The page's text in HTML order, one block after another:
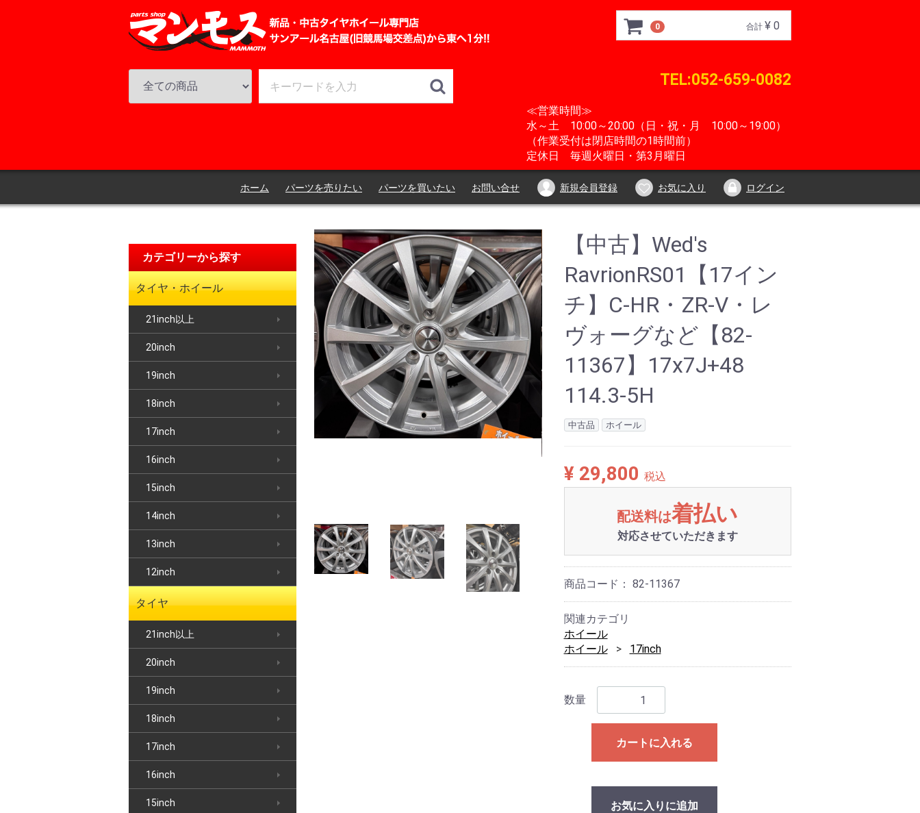
0 合計 ¥ 0
TEL:052-659-0082
≪営業時間≫
水～土 10:00～20:00（日・祝・月 10:00～19:00）
（作業受付は閉店時間の1時間前）
定休日 毎週火曜日・第3月曜日
ホーム パーツを売りたい パーツを買いたい お問い合せ 新規会員登録 お気に入り ログイン
カテゴリーから探す
タイヤ・ホイール
21inch以上
20inch
19inch
18inch
17inch
16inch
15inch
14inch
13inch
12inch
タイヤ
21inch以上
20inch
19inch
18inch
17inch
16inch
15inch
【中古】Wed's
RavrionRS01【17イン
チ】C-HR・ZR-V・レ
ヴォーグなど【82-
11367】17x7J+48
114.3-5H
中古品 ホイール
¥ 29,800 税込
配送料は着払い
対応させていただきます
商品コード： 82-11367
関連カテゴリ
ホイール
ホイール
17inch
数量
カートに入れる
お気に入りに追加